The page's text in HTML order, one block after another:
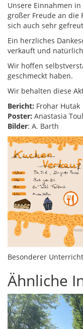
Unsere Einnahmen
großer Freude an die
sich auch sehr
Ein herzliches
verkauft und
Wir hoffen
geschmeckt haben.
Wir behalten diese
Bericht: Frohar Hutak
Poster: Anastasia
Bilder: A. Barth
Besonderer Unterricht
Ähnliche